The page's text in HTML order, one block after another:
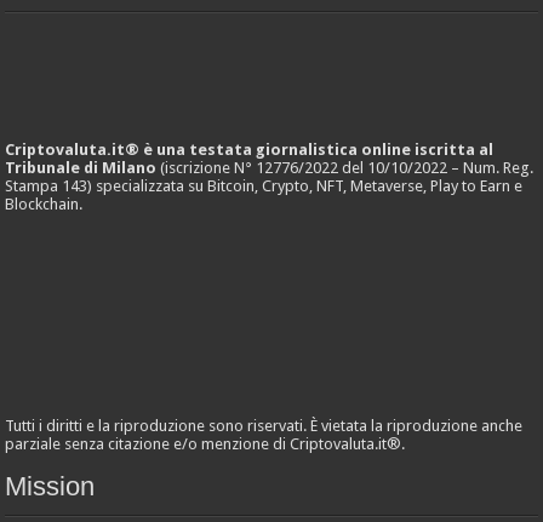
Criptovaluta.it® è una testata giornalistica online iscritta al
Tribunale di Milano (iscrizione N° 12776/2022 del 10/10/2022 – Num. Reg.
Stampa 143) specializzata su Bitcoin, Crypto, NFT, Metaverse, Play to Earn e
Blockchain.
Tutti i diritti e la riproduzione sono riservati. È vietata la riproduzione anche
parziale senza citazione e/o menzione di Criptovaluta.it®.
Mission